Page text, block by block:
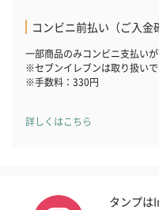
コンビニ前払い（ご入金
一部商品のみコンビニ支払いが
※セブンイレブンは取り扱いで
※手数料：330円
詳しくはこちら
タンプは